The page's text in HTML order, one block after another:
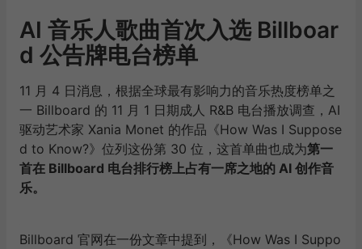
AI 音乐人歌曲首次入选 Billboar
d 公告牌电台榜单
11 月 4 日消息，根据全球最有影响力的音乐热度榜单之
一 Billboard 的 11 月 1 日期成人 R&B 电台播放调查，AI
驱动艺术家 Xania Monet 的作品《How Was I Suppose
d to Know?》位列这份第 30 位，这首单曲也成为第一
首在 Billboard 电台排行榜上占有一席之地的 AI 创作音
乐。
Billboard 官网在一份文章中提到，《How Was I Suppo